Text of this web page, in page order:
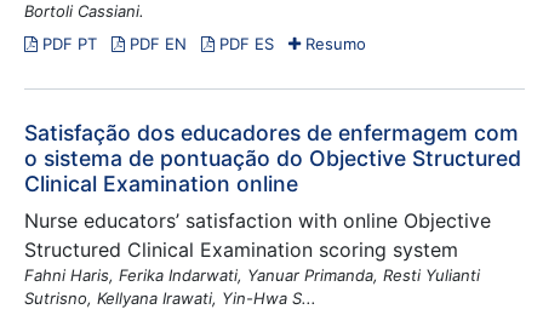
Bortoli Cassiani.
PDF PT
PDF EN PDF ES Resumo
Satisfação dos educadores de enfermagem com
o sistema de pontuação do Objective Structured
Clinical Examination online
Nurse educators’ satisfaction with online Objective
Structured Clinical Examination scoring system
Fahni Haris, Ferika Indarwati, Yanuar Primanda, Resti Yulianti
Sutrisno, Kellyana Irawati, Yin-Hwa S...